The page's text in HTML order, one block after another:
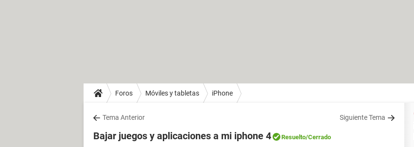
Foros Móviles y tabletas iPhone
Tema Anterior Siguiente Tema
Bajar juegos y aplicaciones a mi iphone 4 Resuelto/Cerrado